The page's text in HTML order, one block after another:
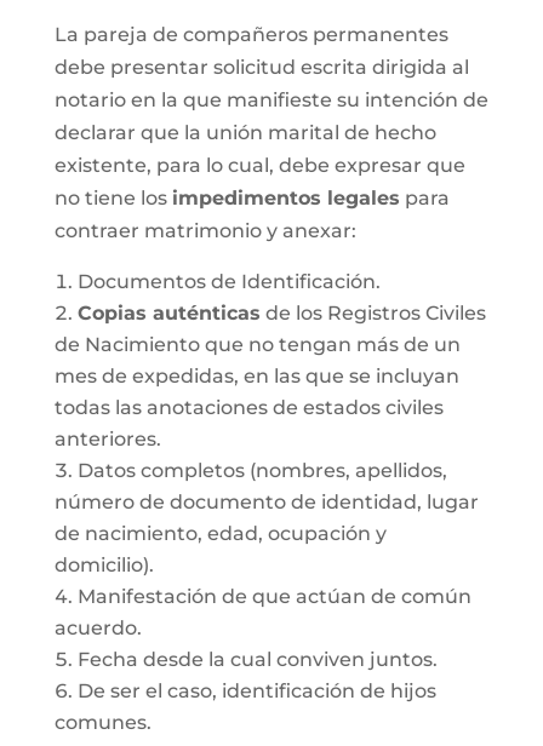
La pareja de compañeros permanentes
debe presentar solicitud escrita dirigida al
notario en la que manifieste su intención de
declarar que la unión marital de hecho
existente, para lo cual, debe expresar que
no tiene los impedimentos legales para
contraer matrimonio y anexar:
Documentos de Identificación.
Copias auténticas de los Registros Civiles
de Nacimiento que no tengan más de un
mes de expedidas, en las que se incluyan
todas las anotaciones de estados civiles
anteriores.
Datos completos (nombres, apellidos,
número de documento de identidad, lugar
de nacimiento, edad, ocupación y
domicilio).
Manifestación de que actúan de común
acuerdo.
Fecha desde la cual conviven juntos.
De ser el caso, identificación de hijos
comunes.